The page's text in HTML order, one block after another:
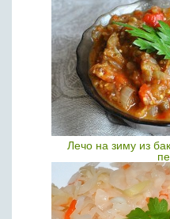
Лечо на зиму из